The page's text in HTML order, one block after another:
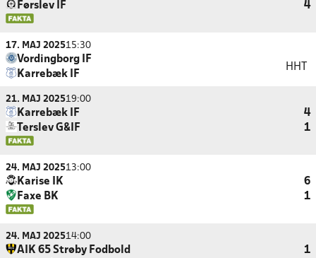
Førslev IF
4
17. MAJ 202515:30
Vordingborg IF
Karrebæk IF
HHT
21. MAJ 202519:00
Karrebæk IF
4
Terslev G&IF
1
24. MAJ 202513:00
Karise IK
6
Faxe BK
1
24. MAJ 202514:00
AIK 65 Strøby Fodbold
1